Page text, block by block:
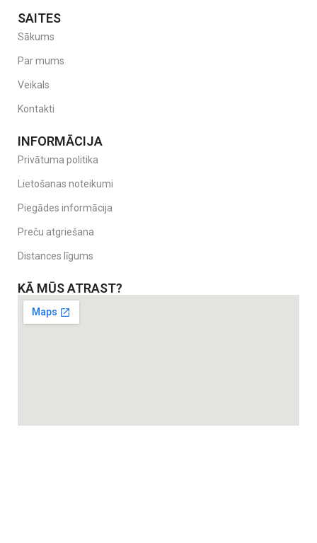
SAITES
Sākums
Par mums
Veikals
Kontakti
INFORMĀCIJA
Privātuma politika
Lietošanas noteikumi
Piegādes informācija
Preču atgriešana
Distances līgums
KĀ MŪS ATRAST?